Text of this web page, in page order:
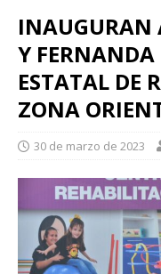
INAUGURAN
Y FERNANDA
ESTATAL DE
ZONA
30 de marzo de 2023